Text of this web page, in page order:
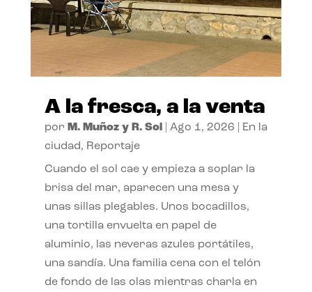
A la fresca, a la venta
por M. Muñoz y R. Sol| Ago 1, 2026
En la
ciudad, Reportaje
Cuando el sol cae y empieza a soplar la
brisa del mar, aparecen una mesa y
unas sillas plegables. Unos bocadillos,
una tortilla envuelta en papel de
aluminio, las neveras azules portátiles,
una sandía. Una familia cena con el telón
de fondo de las olas mientras charla en